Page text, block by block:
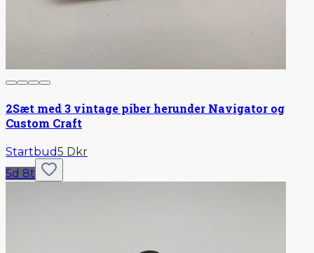
2Sæt med 3 vintage piber herunder Navigator og
Custom Craft
Startbud5 Dkr
5d 8t